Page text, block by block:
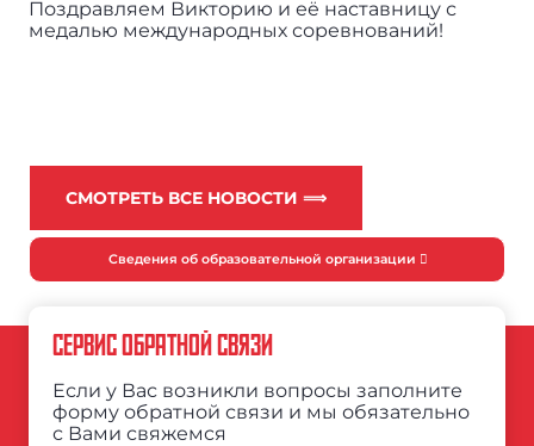
Поздравляем Викторию и её наставницу с
медалью международных соревнований!
СМОТРЕТЬ ВСЕ НОВОСТИ ⟹
Сведения об образовательной организации
СЕРВИС ОБРАТНОЙ СВЯЗИ
Если у Вас возникли вопросы заполните
форму обратной связи и мы обязательно
с Вами свяжемся